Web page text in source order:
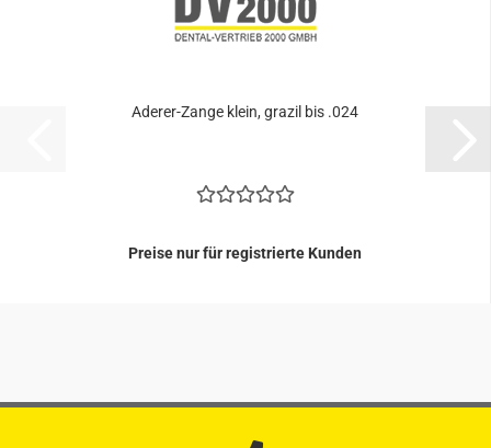
Aderer-​​Zange klein, gra­zil bis .024
Preise nur für registrierte Kunden